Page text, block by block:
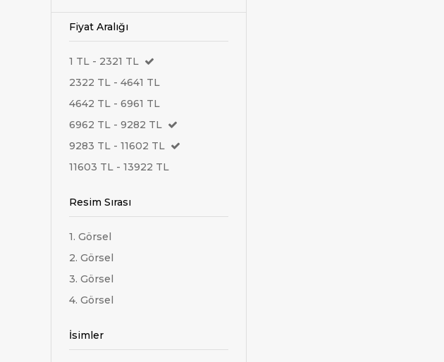
Fiyat Aralığı
1 TL - 2321 TL
2322 TL - 4641 TL
4642 TL - 6961 TL
6962 TL - 9282 TL
9283 TL - 11602 TL
11603 TL - 13922 TL
Resim Sırası
1. Görsel
2. Görsel
3. Görsel
4. Görsel
İsimler